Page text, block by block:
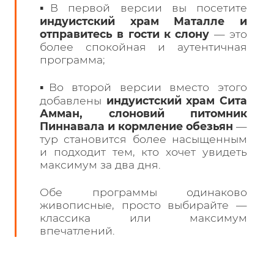
▪️В первой версии вы посетите
индуистский храм Маталле и
отправитесь в гости к слону — это
более спокойная и аутентичная
программа;
▪️Во второй версии вместо этого
добавлены индуистский храм Сита
Амман, слоновий питомник
Пиннавала и кормление обезьян —
тур становится более насыщенным
и подходит тем, кто хочет увидеть
максимум за два дня.
Обе программы одинаково
живописные, просто выбирайте —
классика или максимум
впечатлений.